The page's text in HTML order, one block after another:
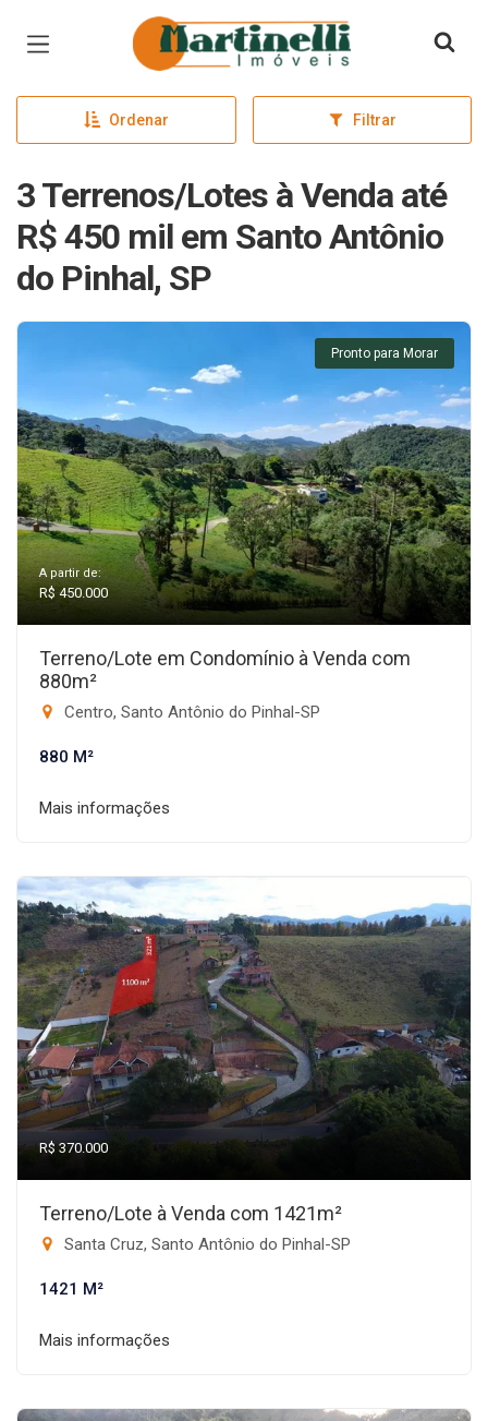
Página inicial
Ordenar Filtrar
3 Terrenos/Lotes à Venda até
R$ 450 mil em Santo Antônio
do Pinhal, SP
Pronto para Morar
A partir de:
R$ 450.000
Terreno/Lote em Condomínio à Venda com
880m²
Centro, Santo Antônio do Pinhal-SP
880 M²
Mais informações
R$ 370.000
Terreno/Lote à Venda com 1421m²
Santa Cruz, Santo Antônio do Pinhal-SP
1421 M²
Mais informações